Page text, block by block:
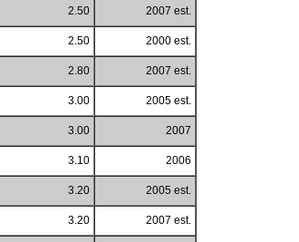
2.50 2007 est.
2.50 2000 est.
2.80 2007 est.
3.00 2005 est.
3.00 2007
3.10 2006
3.20 2005 est.
3.20 2007 est.